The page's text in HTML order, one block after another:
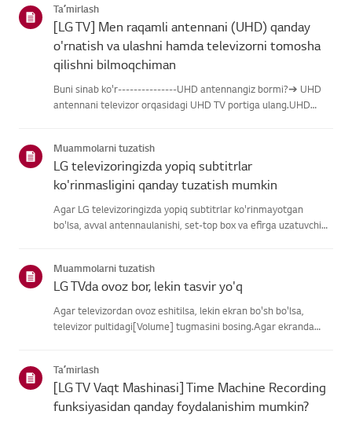
Taʼmirlash
[LG TV] Men raqamli antennani (UHD) qanday
o'rnatish va ulashni hamda televizorni tomosha
qilishni bilmoqchiman
Buni sinab ko'r---------------UHD antennangiz bormi?➔ UHD
antennani televizor orqasidagi UHD TV portiga ulang.UHD
joyga o'rn...
Muammolarni tuzatish
LG televizoringizda yopiq subtitrlar
ko'rinmasligini qanday tuzatish mumkin
Agar LG televizoringizda yopiq subtitrlar ko'rinmayotgan
bo'lsa, avval antennaulanishi, set-top box va efirga uzatuvchi
Muammolarni tuzatish
LG TVda ovoz bor, lekin tasvir yo'q
Agar televizordan ovoz eshitilsa, lekin ekran bo'sh bo'lsa,
televizor pultidagi[Volume] tugmasini bosing.Agar ekranda
mumkin.Muammo tashqi quril...
Taʼmirlash
[LG TV Vaqt Mashinasi] Time Machine Recording
funksiyasidan qanday foydalanishim mumkin?